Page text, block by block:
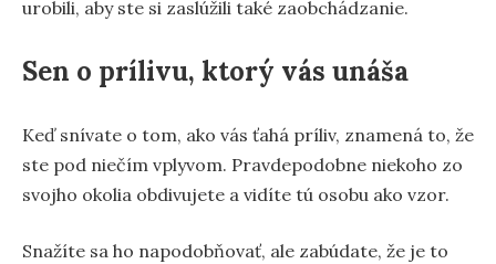
urobili, aby ste si zaslúžili také zaobchádzanie.
Sen o prílivu, ktorý vás unáša
Keď snívate o tom, ako vás ťahá príliv, znamená to, že
ste pod niečím vplyvom. Pravdepodobne niekoho zo
svojho okolia obdivujete a vidíte tú osobu ako vzor.
Snažíte sa ho napodobňovať, ale zabúdate, že je to